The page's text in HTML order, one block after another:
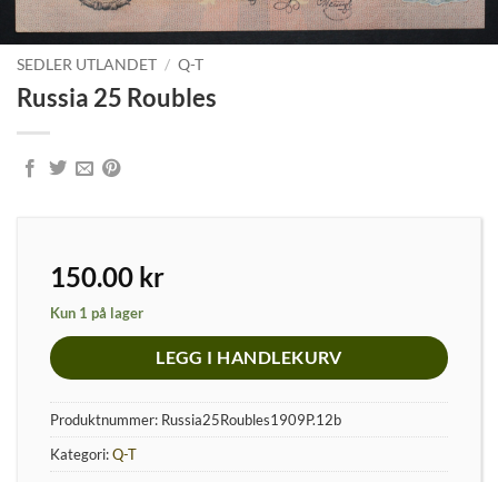
SEDLER UTLANDET / Q-T
Russia 25 Roubles
150.00 kr
Kun 1 på lager
LEGG I HANDLEKURV
Produktnummer: Russia25Roubles1909P.12b
Kategori:Q-T